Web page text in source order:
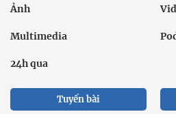
Ảnh
Multimedia
24h qua
Tuyến bài